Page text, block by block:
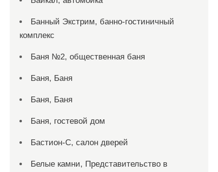
Банный Экстрим, банно-гостиничный
комплекс
Баня №2, общественная баня
Баня, Баня
Баня, Баня
Баня, гостевой дом
Бастион-С, салон дверей
Белые камни, Представительство в